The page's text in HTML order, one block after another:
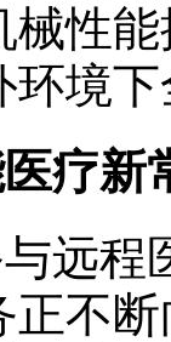
性
境
疗新
远
正不